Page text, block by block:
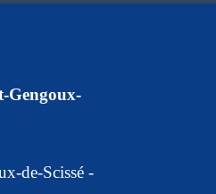
Gengoux-
de-Scissé -